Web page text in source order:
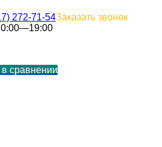
272-71-54Заказать звонок
сравнении